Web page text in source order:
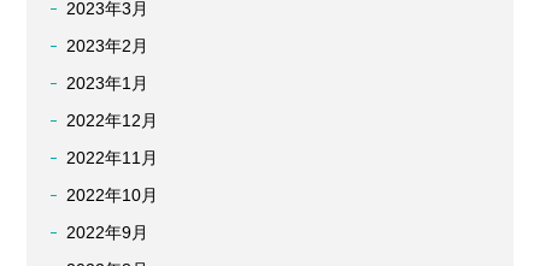
2023年3月
2023年2月
2023年1月
2022年12月
2022年11月
2022年10月
2022年9月